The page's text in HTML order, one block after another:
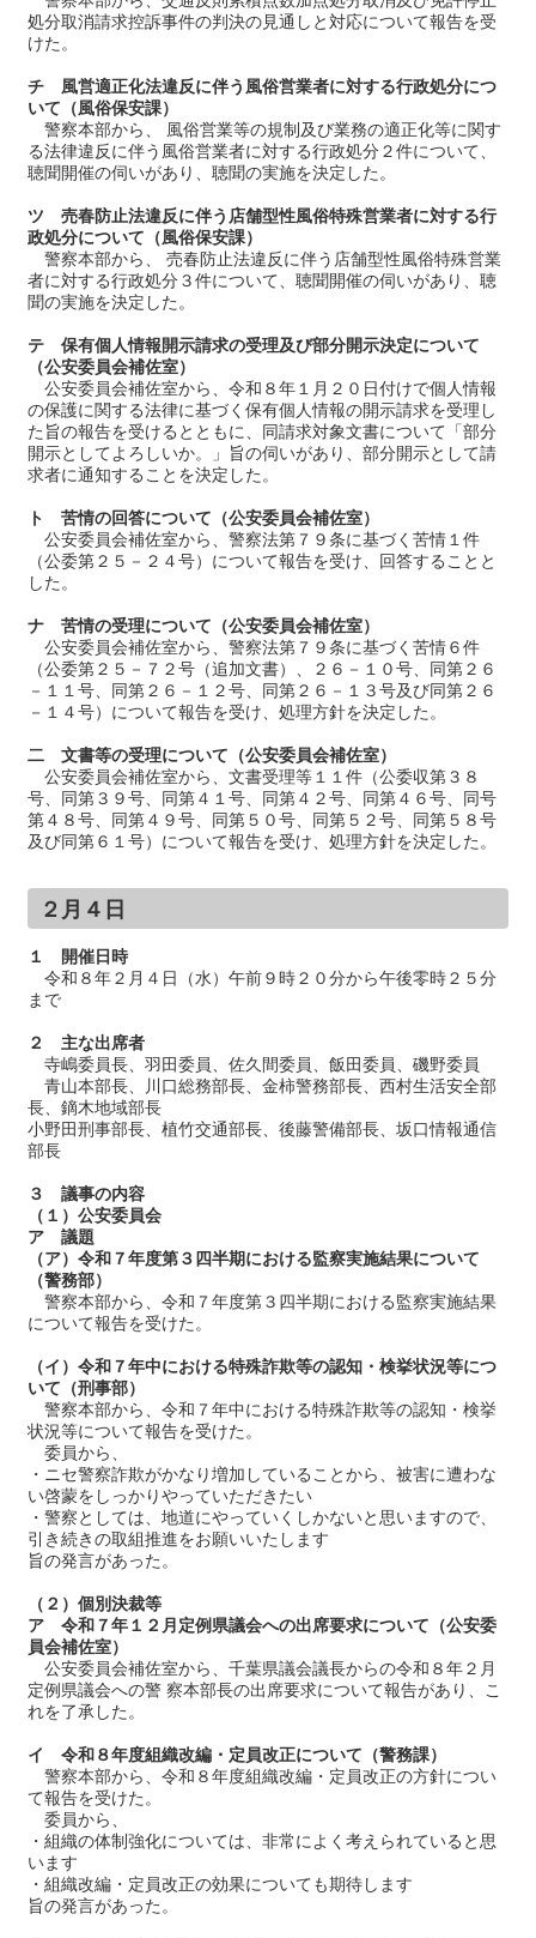
処分取消請求控訴事件の判決の見通しと対応について報告を受
けた。
チ 風営適正化法違反に伴う風俗営業者に対する行政処分につ
いて（風俗保安課）
警察本部から、 風俗営業等の規制及び業務の適正化等に関す
る法律違反に伴う風俗営業者に対する行政処分２件について、
聴聞開催の伺いがあり、聴聞の実施を決定した。
ツ 売春防止法違反に伴う店舗型性風俗特殊営業者に対する行
政処分について（風俗保安課）
警察本部から、 売春防止法違反に伴う店舗型性風俗特殊営業
者に対する行政処分３件について、聴聞開催の伺いがあり、聴
聞の実施を決定した。
テ 保有個人情報開示請求の受理及び部分開示決定について
（公安委員会補佐室）
公安委員会補佐室から、令和８年１月２０日付けで個人情報
の保護に関する法律に基づく保有個人情報の開示請求を受理し
た旨の報告を受けるとともに、同請求対象文書について「部分
開示としてよろしいか。」旨の伺いがあり、部分開示として請
求者に通知することを決定した。
ト 苦情の回答について（公安委員会補佐室）
公安委員会補佐室から、警察法第７９条に基づく苦情１件
（公委第２５－２４号）について報告を受け、回答することと
した。
ナ 苦情の受理について（公安委員会補佐室）
公安委員会補佐室から、警察法第７９条に基づく苦情６件
（公委第２５－７２号（追加文書）、２６－１０号、同第２６
－１１号、同第２６－１２号、同第２６－１３号及び同第２６
－１４号）について報告を受け、処理方針を決定した。
二 文書等の受理について（公安委員会補佐室）
公安委員会補佐室から、文書受理等１１件（公委収第３８
号、同第３９号、同第４１号、同第４２号、同第４６号、同号
第４８号、同第４９号、同第５０号、同第５２号、同第５８号
及び同第６１号）について報告を受け、処理方針を決定した。
２月４日
１ 開催日時
令和８年２月４日（水）午前９時２０分から午後零時２５分
まで
２ 主な出席者
寺嶋委員長、羽田委員、佐久間委員、飯田委員、磯野委員
青山本部長、川口総務部長、金柿警務部長、西村生活安全部
長、鏑木地域部長
小野田刑事部長、植竹交通部長、後藤警備部長、坂口情報通信
部長
３ 議事の内容
（１）公安委員会
ア 議題
（ア）令和７年度第３四半期における監察実施結果について
（警務部）
警察本部から、令和７年度第３四半期における監察実施結果
について報告を受けた。
（イ）令和７年中における特殊詐欺等の認知・検挙状況等につ
いて（刑事部）
警察本部から、令和７年中における特殊詐欺等の認知・検挙
状況等について報告を受けた。
委員から、
・ニセ警察詐欺がかなり増加していることから、被害に遭わな
い啓蒙をしっかりやっていただきたい
・警察としては、地道にやっていくしかないと思いますので、
引き続きの取組推進をお願いいたします
旨の発言があった。
（２）個別決裁等
ア 令和７年１２月定例県議会への出席要求について（公安委
員会補佐室）
公安委員会補佐室から、千葉県議会議長からの令和８年２月
定例県議会への警 察本部長の出席要求について報告があり、こ
れを了承した。
イ 令和８年度組織改編・定員改正について（警務課）
警察本部から、令和８年度組織改編・定員改正の方針につい
て報告を受けた。
委員から、
・組織の体制強化については、非常によく考えられていると思
います
・組織改編・定員改正の効果についても期待します
旨の発言があった。